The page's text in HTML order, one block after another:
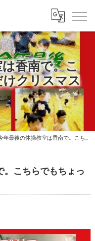
香南で。こ
クリスマス
最後の体操教室は香南で。こちらでもちょっとだけクリスマス感を。
こちらでもちょっ